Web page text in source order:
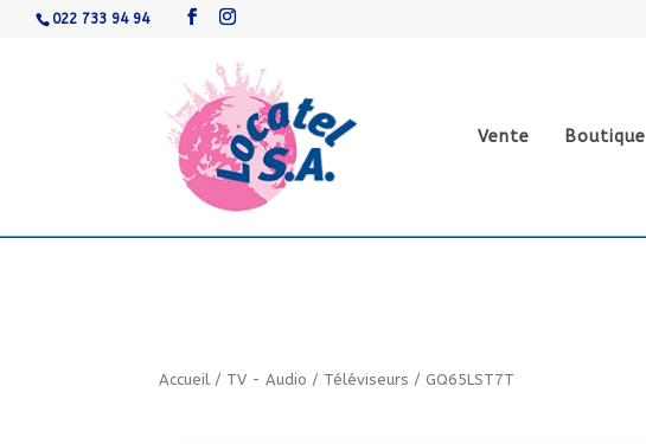
022 733 94 94
Vente Boutique
Accueil / TV - Audio / Téléviseurs / GQ65LST7T